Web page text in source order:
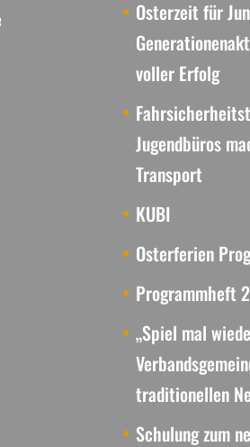
Osterzeit für
voller Erfolg
Jugendbüros
Transport
KUBI
Osterferien
Programmheft
„Spiel mal
traditionellen
Schulung zum